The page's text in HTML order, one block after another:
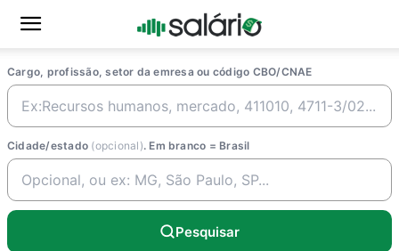
Cargo, profissão, setor da emresa ou código CBO/CNAE
Cidade/estado (opcional). Em branco = Brasil
Pesquisar